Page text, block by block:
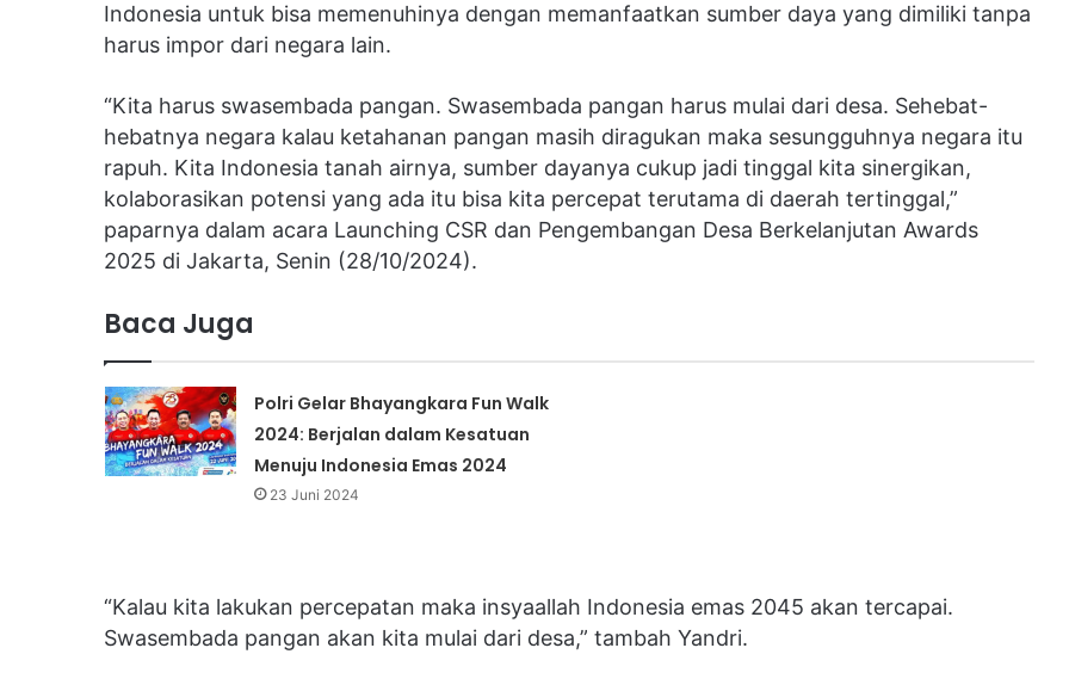
Indonesia untuk bisa memenuhinya dengan memanfaatkan sumber daya yang dimiliki tanpa
harus impor dari negara lain.
“Kita harus swasembada pangan. Swasembada pangan harus mulai dari desa. Sehebat-
hebatnya negara kalau ketahanan pangan masih diragukan maka sesungguhnya negara itu
rapuh. Kita Indonesia tanah airnya, sumber dayanya cukup jadi tinggal kita sinergikan,
kolaborasikan potensi yang ada itu bisa kita percepat terutama di daerah tertinggal,”
paparnya dalam acara Launching CSR dan Pengembangan Desa Berkelanjutan Awards
2025 di Jakarta, Senin (28/10/2024).
Baca Juga
Polri Gelar Bhayangkara Fun Walk
2024: Berjalan dalam Kesatuan
Menuju Indonesia Emas 2024
23 Juni 2024
“Kalau kita lakukan percepatan maka insyaallah Indonesia emas 2045 akan tercapai.
Swasembada pangan akan kita mulai dari desa,” tambah Yandri.